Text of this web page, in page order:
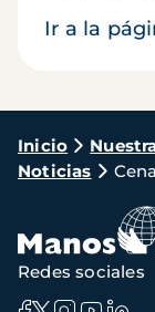
Ir a la
Ruta
de
Inicio
Noticias
Redes sociales